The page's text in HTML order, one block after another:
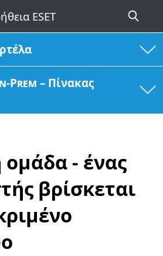
Prem – Πίνακας
- ένας
βρίσκεται